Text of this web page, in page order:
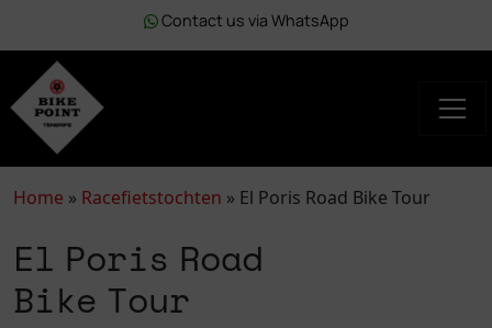
Contact us via WhatsApp
Home » Racefietstochten » El Poris Road Bike Tour
El Poris Road
Bike Tour